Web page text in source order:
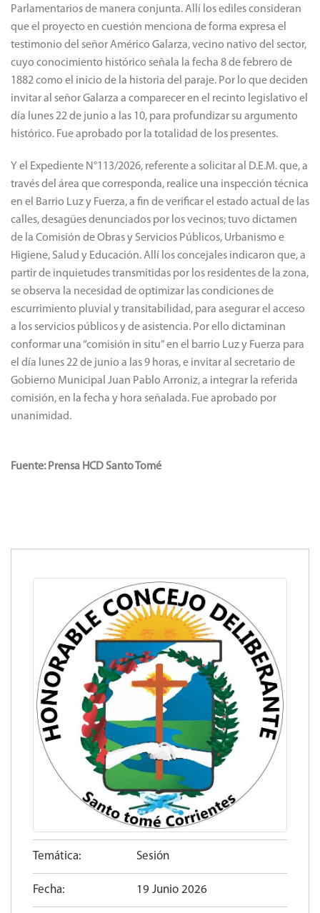
Parlamentarios de manera conjunta. Allí los ediles consideran
que el proyecto en cuestión menciona de forma expresa el
testimonio del señor Américo Galarza, vecino nativo del sector,
cuyo conocimiento histórico señala la fecha 8 de febrero de
1882 como el inicio de la historia del paraje. Por lo que deciden
invitar al señor Galarza a comparecer en el recinto legislativo el
día lunes 22 de junio a las 10, para profundizar su argumento
histórico. Fue aprobado por la totalidad de los presentes.
Y el Expediente N°113/2026, referente a solicitar al D.E.M. que, a
través del área que corresponda, realice una inspección técnica
en el Barrio Luz y Fuerza, a fin de verificar el estado actual de las
calles, desagües denunciados por los vecinos; tuvo dictamen
de la Comisión de Obras y Servicios Públicos, Urbanismo e
Higiene, Salud y Educación. Allí los concejales indicaron que, a
partir de inquietudes transmitidas por los residentes de la zona,
se observa la necesidad de optimizar las condiciones de
escurrimiento pluvial y transitabilidad, para asegurar el acceso
a los servicios públicos y de asistencia. Por ello dictaminan
conformar una “comisión in situ” en el barrio Luz y Fuerza para
el día lunes 22 de junio a las 9 horas, e invitar al secretario de
Gobierno Municipal Juan Pablo Arroniz, a integrar la referida
comisión, en la fecha y hora señalada. Fue aprobado por
unanimidad.
Fuente: Prensa HCD Santo Tomé
Temática: Sesión
Fecha: 19 Junio 2026